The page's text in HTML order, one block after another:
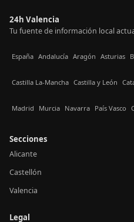
24h Valencia
Tu fuente de información local
España Andalucía Aragón Asturias
Castilla La-Mancha Castilla y León
Madrid Murcia Navarra País Vasco
Secciones
Alicante
Castellón
Valencia
Legal